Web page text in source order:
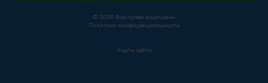
© 2026 Все права защищены
Политика конфиденциальности
Карта сайта